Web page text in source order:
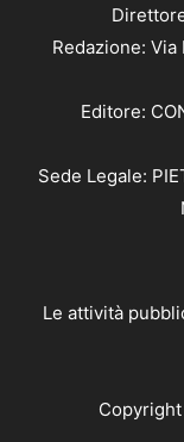
Redazione: Via
Editore:
Sede Legale:
Le attività